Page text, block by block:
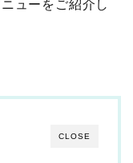
ューをご紹介し
CLOSE